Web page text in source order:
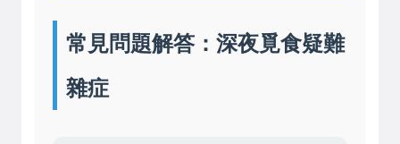
常見問題解答：深夜覓食疑難
雜症